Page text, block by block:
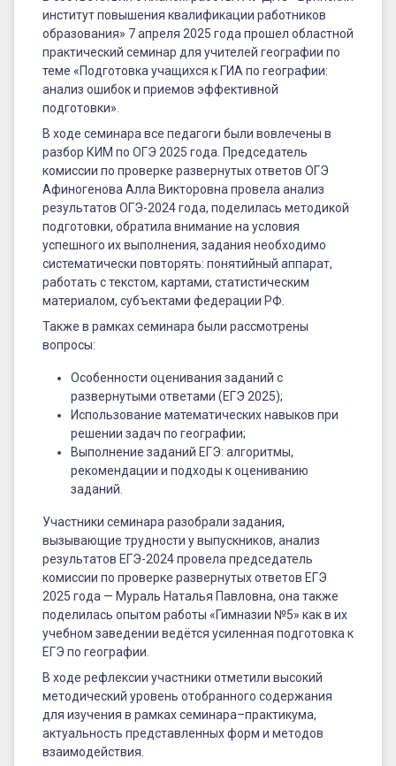
приемов
эффективной
подготовки
институт повышения квалификации работников
образования» 7 апреля 2025 года прошел областной
практический семинар для учителей географии по
теме «Подготовка учащихся к ГИА по географии:
анализ ошибок и приемов эффективной
подготовки».
В ходе семинара все педагоги были вовлечены в
разбор КИМ по ОГЭ 2025 года. Председатель
комиссии по проверке развернутых ответов ОГЭ
Афиногенова Алла Викторовна провела анализ
результатов ОГЭ-2024 года, поделилась методикой
подготовки, обратила внимание на условия
успешного их выполнения, задания необходимо
систематически повторять: понятийный аппарат,
работать с текстом, картами, статистическим
материалом, субъектами федерации РФ.
Также в рамках семинара были рассмотрены
вопросы:
Особенности оценивания заданий с
развернутыми ответами (ЕГЭ 2025);
Использование математических навыков при
решении задач по географии;
Выполнение заданий ЕГЭ: алгоритмы,
рекомендации и подходы к оцениванию
заданий.
Участники семинара разобрали задания,
вызывающие трудности у выпускников, анализ
результатов ЕГЭ-2024 провела председатель
комиссии по проверке развернутых ответов ЕГЭ
2025 года — Мураль Наталья Павловна, она также
поделилась опытом работы «Гимназии №5» как в их
учебном заведении ведётся усиленная подготовка к
ЕГЭ по географии.
В ходе рефлексии участники отметили высокий
методический уровень отобранного содержания
для изучения в рамках семинара–практикума,
актуальность представленных форм и методов
взаимодействия.